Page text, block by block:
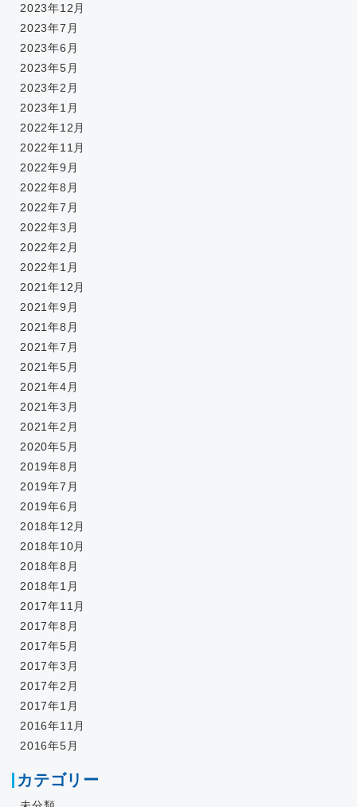
2023年12月
2023年7月
2023年6月
2023年5月
2023年2月
2023年1月
2022年12月
2022年11月
2022年9月
2022年8月
2022年7月
2022年3月
2022年2月
2022年1月
2021年12月
2021年9月
2021年8月
2021年7月
2021年5月
2021年4月
2021年3月
2021年2月
2020年5月
2019年8月
2019年7月
2019年6月
2018年12月
2018年10月
2018年8月
2018年1月
2017年11月
2017年8月
2017年5月
2017年3月
2017年2月
2017年1月
2016年11月
2016年5月
カテゴリー